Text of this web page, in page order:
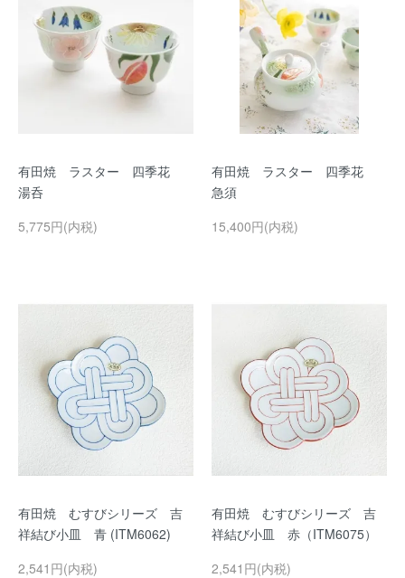
有田焼 ラスター 四季花
湯呑
5,775円(内税)
有田焼 ラスター 四季花
急須
15,400円(内税)
有田焼 むすびシリーズ 吉
祥結び小皿 青 (ITM6062)
2,541円(内税)
有田焼 むすびシリーズ 吉
祥結び小皿 赤（ITM6075）
2,541円(内税)